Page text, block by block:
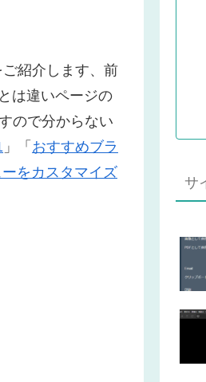
紹介します、前
は違いページの
ので分からない
」「 おすすめブラ
をカスタマイズ